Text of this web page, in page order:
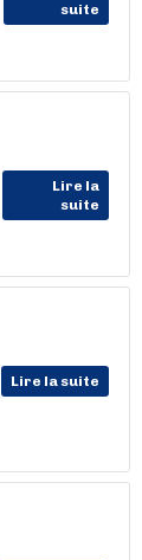
suite
Lire la
suite
Lire la suite